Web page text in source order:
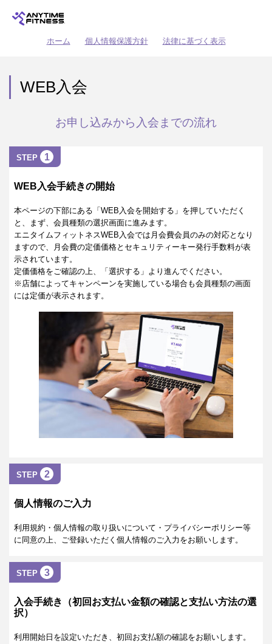
ホーム 個人情報保護方針 法律に基づく表示
WEB入会
お申し込みから入会までの流れ
STEP 1
WEB入会手続きの開始
本ページの下部にある「WEB入会を開始する」を押していただく
と、まず、会員種類の選択画面に進みます。
エニタイムフィットネスWEB入会では月会費会員のみの対応となり
ますので、月会費の定価価格とセキュリティーキー発行手数料が表
示されています。
定価価格をご確認の上、「選択する」より進んでください。
※店舗によってキャンペーンを実施している場合も会員種類の画面
には定価が表示されます。
STEP 2
個人情報のご入力
利用規約・個人情報の取り扱いについて・プライバシーポリシー等
に同意の上、ご登録いただく個人情報のご入力をお願いします。
STEP 3
入会手続き（初回お支払い金額の確認と支払い方法の選
択）
利用開始日を設定いただき、初回お支払額の確認をお願いします。